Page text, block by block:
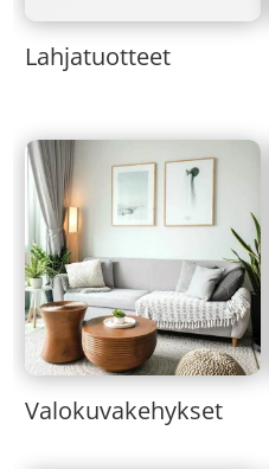
Lahjatuotteet
Valokuvakehykset